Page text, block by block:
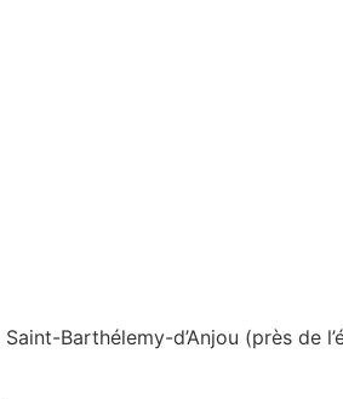
Barthélemy-d’Anjou (près de